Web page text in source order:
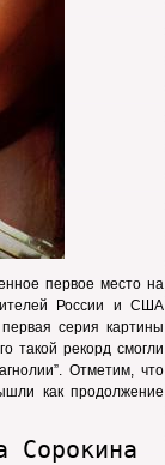
первое место на
России и США
серия картины
такой рекорд смогли
Отметим, что
как продолжение
Сорокина